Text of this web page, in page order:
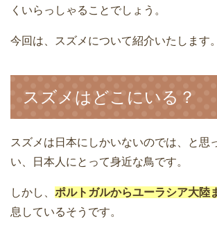
くいらっしゃることでしょう。
今回は、スズメについて紹介いたします。
スズメはどこにいる？
スズメは日本にしかいないのでは、と思
い、日本人にとって身近な鳥です。
しかし、 ポルトガルからユーラシア大陸
息しているそうです。